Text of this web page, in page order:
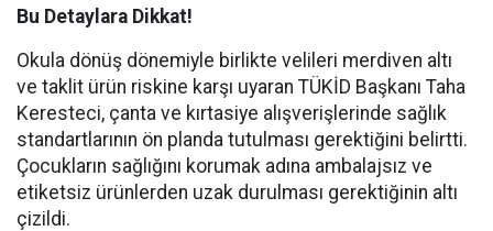
Bu Detaylara Dikkat!
Okula dönüş dönemiyle birlikte velileri merdiven altı
ve taklit ürün riskine karşı uyaran TÜKİD Başkanı Taha
Keresteci, çanta ve kırtasiye alışverişlerinde sağlık
standartlarının ön planda tutulması gerektiğini belirtti.
Çocukların sağlığını korumak adına ambalajsız ve
etiketsiz ürünlerden uzak durulması gerektiğinin altı
çizildi.